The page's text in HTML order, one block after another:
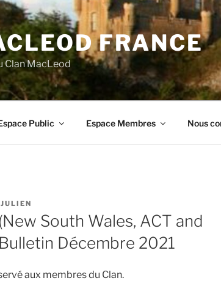
FRANCE
Clan MacLeod
Public Espace Membres Nous
JULIEN
South Wales, ACT and
Décembre 2021
aux membres du Clan.